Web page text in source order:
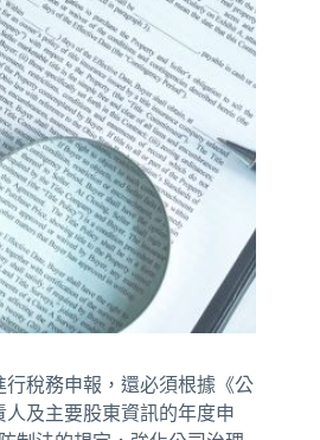
稅務申報，還必須根據 《公
人及主要股東資訊的年度申